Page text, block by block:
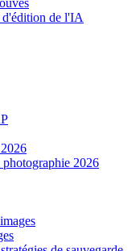
d'édition de l'IA
photographie 2026